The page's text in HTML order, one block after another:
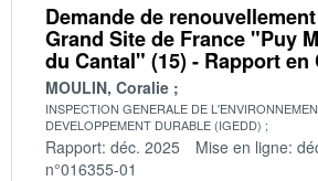
Demande de
Grand Site de France "Puy
du Cantal" (15) - Rapport en
MOULIN, Coralie
INSPECTION GENERALE DE
DEVELOPPEMENT DURABLE (IGEDD)
Rapport: déc. 2025 Mise en ligne:
n°016355-01